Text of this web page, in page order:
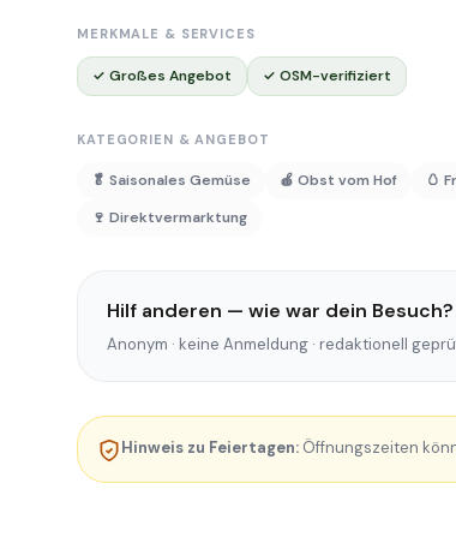
MERKMALE & SERVICES
✓ Großes Angebot ✓ OSM-verifiziert
KATEGORIEN & ANGEBOT
🥬 Saisonales Gemüse 🍎 Obst vom Hof 🥚
🍷 Direktvermarktung
Hilf anderen — wie war dein Besuch?
Anonym · keine Anmeldung · redaktionell
Hinweis zu Feiertagen: Öffnungszeiten